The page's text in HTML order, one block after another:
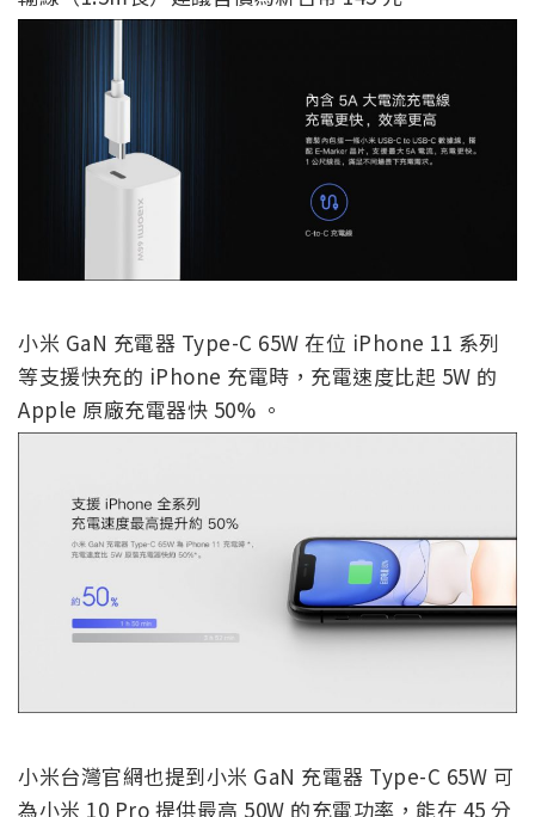
小米 GaN 充電器 Type-C 65W 在位 iPhone 11 系列
等支援快充的 iPhone 充電時，充電速度比起 5W 的
Apple 原廠充電器快 50% 。
小米台灣官網也提到小米 GaN 充電器 Type-C 65W 可
為小米 10 Pro 提供最高 50W 的充電功率，能在 45 分